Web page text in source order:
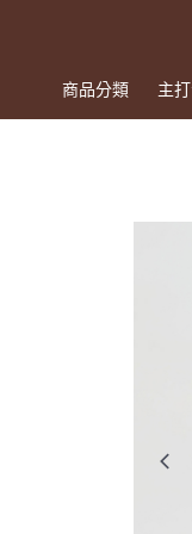
商品分類 主